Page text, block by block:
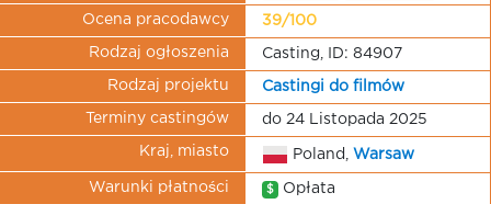
Ocena pracodawcy 39/100
Rodzaj ogłoszenia Casting, ID: 84907
Rodzaj projektu Castingi do filmów
Terminy castingów do 24 Listopada 2025
Kraj, miasto Poland, Warsaw
Warunki płatności $ Opłata